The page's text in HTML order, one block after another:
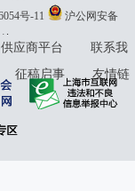
举报邮箱：
号-11
沪公网安备
:4000300059/952500
供应商平台
联系我
征稿启事
友情链